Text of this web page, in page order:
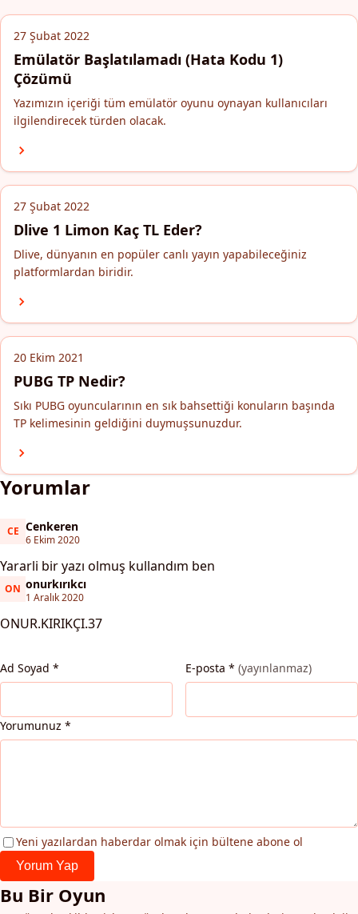
27 Şubat 2022
Emülatör Başlatılamadı (Hata Kodu 1)
Çözümü
Yazımızın içeriği tüm emülatör oyunu oynayan kullanıcıları
ilgilendirecek türden olacak.
27 Şubat 2022
Dlive 1 Limon Kaç TL Eder?
Dlive, dünyanın en popüler canlı yayın yapabileceğiniz
platformlardan biridir.
20 Ekim 2021
PUBG TP Nedir?
Sıkı PUBG oyuncularının en sık bahsettiği konuların başında
TP kelimesinin geldiğini duymuşsunuzdur.
Yorumlar
CECenkeren
Cenkeren
6 Ekim 2020
Yararli bir yazı olmuş kullandım ben
ONonurkırıkcı
onurkırıkcı
1 Aralık 2020
ONUR.KIRIKÇI.37
Ad Soyad * E-posta * (yayınlanmaz)
Yorumunuz *
Yeni yazılardan haberdar olmak için bültene abone ol
Yorum Yap
Bu Bir Oyun